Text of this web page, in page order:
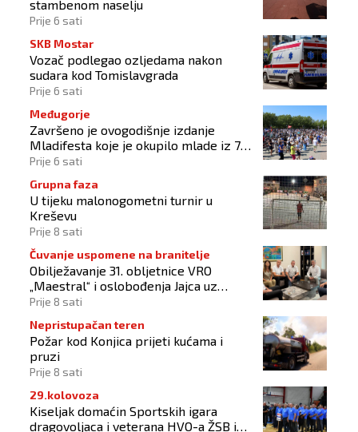
stambenom naselju
Prije 6 sati
SKB Mostar
Vozač podlegao ozljedama nakon
sudara kod Tomislavgrada
Prije 6 sati
Međugorje
Završeno je ovogodišnje izdanje
Mladifesta koje je okupilo mlade iz 73
zemlje svijeta
Prije 6 sati
Grupna faza
U tijeku malonogometni turnir u
Kreševu
Prije 8 sati
Čuvanje uspomene na branitelje
Obilježavanje 31. obljetnice VRO
„Maestral“ i oslobođenja Jajca uz
pokroviteljstvo HNS-a BiH
Prije 8 sati
Nepristupačan teren
Požar kod Konjica prijeti kućama i
pruzi
Prije 8 sati
29.kolovoza
Kiseljak domaćin Sportskih igara
dragovoljaca i veterana HVO-a ŽSB i